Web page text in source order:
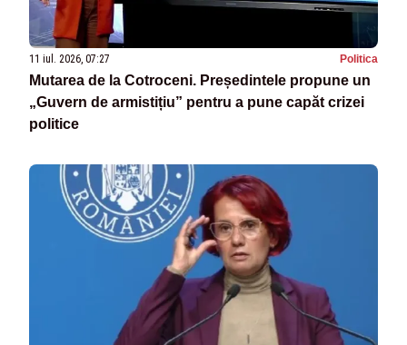
11 iul. 2026, 07:27 Politica
Mutarea de la Cotroceni. Președintele propune un
„Guvern de armistițiu” pentru a pune capăt crizei
politice